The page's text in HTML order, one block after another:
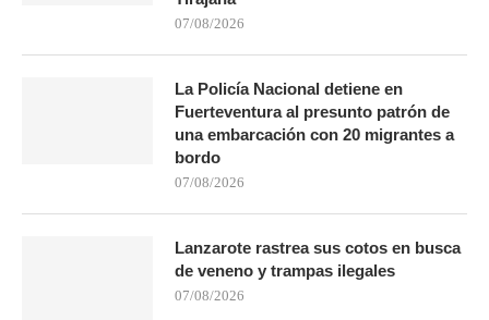
07/08/2026
La Policía Nacional detiene en
Fuerteventura al presunto patrón de
una embarcación con 20 migrantes a
bordo
07/08/2026
Lanzarote rastrea sus cotos en busca
de veneno y trampas ilegales
07/08/2026